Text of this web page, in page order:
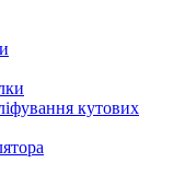
кутових